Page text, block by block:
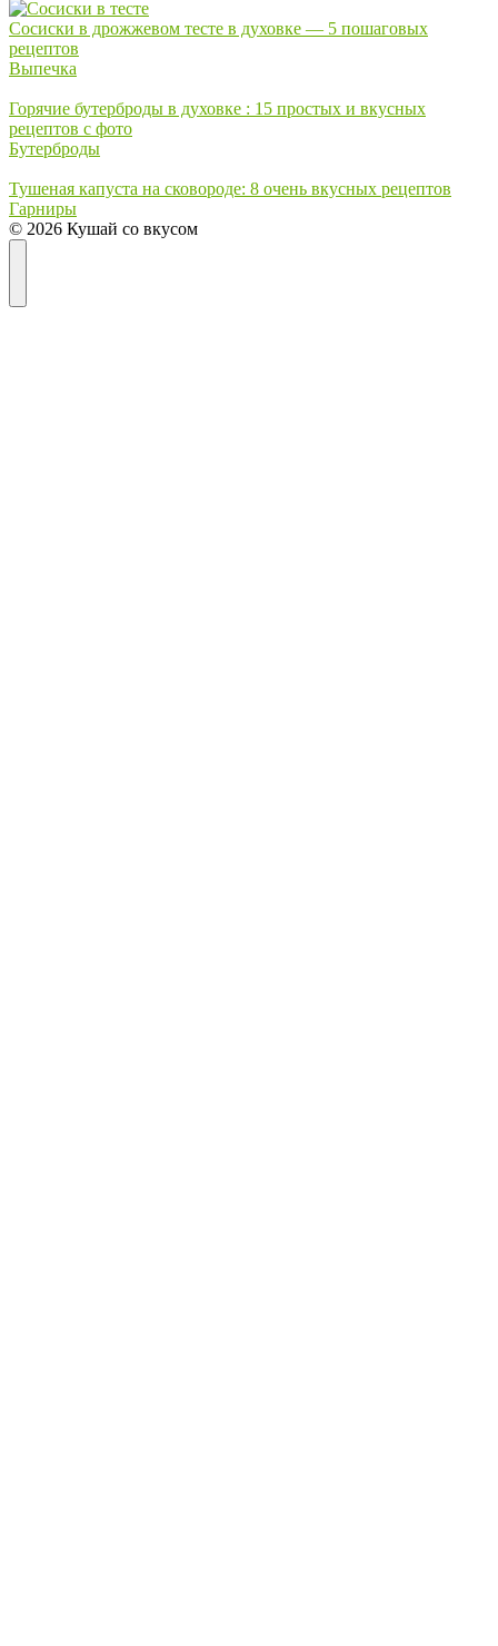
Сосиски в дрожжевом тесте в духовке — 5 пошаговых
рецептов
Выпечка
Горячие бутерброды в духовке : 15 простых и вкусных
рецептов с фото
Бутерброды
Тушеная капуста на сковороде: 8 очень вкусных рецептов
Гарниры
© 2026 Кушай со вкусом